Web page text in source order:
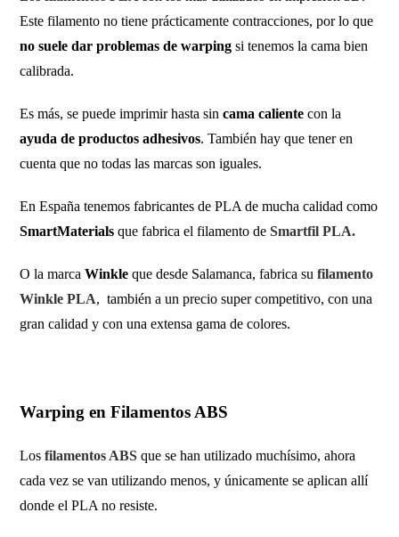
Este filamento no tiene prácticamente contracciones, por lo que
no suele dar problemas de warping si tenemos la cama bien
calibrada.
Es más, se puede imprimir hasta sincama caliente con la
ayuda de productos adhesivos. También hay que tener en
cuenta que no todas las marcas son iguales.
En España tenemos fabricantes de PLA de mucha calidad como
SmartMaterials que fabrica el filamento deSmartfil PLA.
O la marcaWinkle que desde Salamanca, fabrica sufilamento
Winkle PLA, también a un precio super competitivo, con una
gran calidad y con una extensa gama de colores.
Warping en Filamentos ABS
Losfilamentos ABS que se han utilizado muchísimo, ahora
cada vez se van utilizando menos, y únicamente se aplican allí
donde el PLA no resiste.